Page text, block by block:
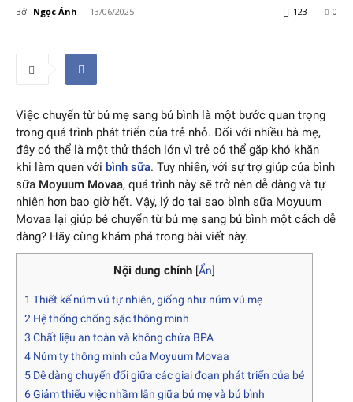
Bởi Ngọc Ánh - 13/06/2025 0
123
Việc chuyển từ bú mẹ sang bú bình là một bước quan trọng
trong quá trình phát triển của trẻ nhỏ. Đối với nhiều bà mẹ,
đây có thể là một thử thách lớn vì trẻ có thể gặp khó khăn
khi làm quen với bình sữa. Tuy nhiên, với sự trợ giúp của bình
sữa Moyuum Movaa, quá trình này sẽ trở nên dễ dàng và tự
nhiên hơn bao giờ hết. Vậy, lý do tại sao bình sữa Moyuum
Movaa lại giúp bé chuyển từ bú mẹ sang bú bình một cách dễ
dàng? Hãy cùng khám phá trong bài viết này.
Nội dung chính [Ẩn]
1 Thiết kế núm vú tự nhiên, giống như núm vú mẹ
2 Hệ thống chống sặc thông minh
3 Chất liệu an toàn và không chứa BPA
4 Núm ty thông minh của Moyuum Movaa
5 Dễ dàng chuyển đổi giữa các giai đoạn phát triển của bé
6Giảm thiểu việc nhầm lẫn giữa bú mẹ và bú bình